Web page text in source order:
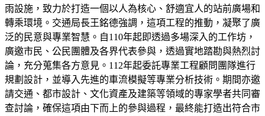
雨設施，致力於打造一個以人為核心、舒適宜人的站前廣場和
轉乘環境。交通局長王銘德強調，這項工程的推動，凝聚了廣
泛的民意與專業智慧。自110年起即透過多場深入的工作坊，
廣邀市民、公民團體及各界代表參與，透過實地踏勘與熱烈討
論，充分蒐集各方意見。112年起委託專業工程顧問團隊進行
規劃設計，並導入先進的車流模擬等專業分析技術。期間亦邀
請交通、都市設計、文化資產及建築等領域的專家學者共同審
查討論，確保這項由下而上的參與過程，最終能打造出符合市